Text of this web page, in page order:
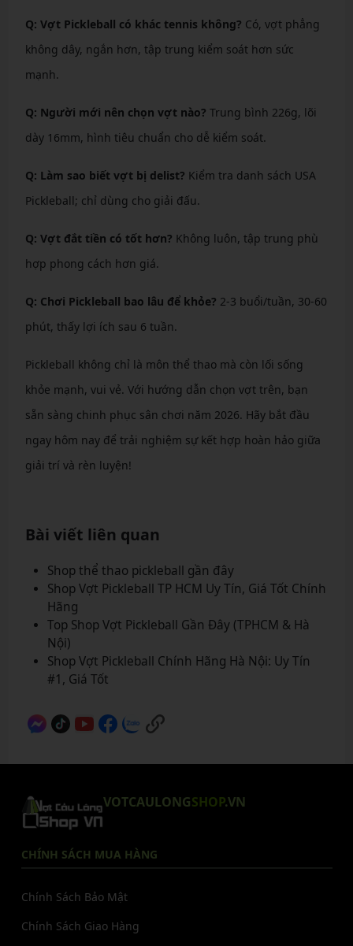
Q: Vợt Pickleball có khác tennis không? Có, vợt phẳng
không dây, ngắn hơn, tập trung kiểm soát hơn sức
mạnh.
Q: Người mới nên chọn vợt nào? Trung bình 226g, lõi
dày 16mm, hình tiêu chuẩn cho dễ kiểm soát.
Q: Làm sao biết vợt bị delist? Kiểm tra danh sách USA
Pickleball; chỉ dùng cho giải đấu.
Q: Vợt đắt tiền có tốt hơn? Không luôn, tập trung phù
hợp phong cách hơn giá.
Q: Chơi Pickleball bao lâu để khỏe? 2-3 buổi/tuần, 30-60
phút, thấy lợi ích sau 6 tuần.
Pickleball không chỉ là môn thể thao mà còn lối sống
khỏe mạnh, vui vẻ. Với hướng dẫn chọn vợt trên, bạn
sẵn sàng chinh phục sân chơi năm 2026. Hãy bắt đầu
ngay hôm nay để trải nghiệm sự kết hợp hoàn hảo giữa
giải trí và rèn luyện!
Bài viết liên quan
Shop thể thao pickleball gần đây
Shop Vợt Pickleball TP HCM Uy Tín, Giá Tốt Chính
Hãng
Top Shop Vợt Pickleball Gần Đây (TPHCM & Hà
Nội)
Shop Vợt Pickleball Chính Hãng Hà Nội: Uy Tín
#1, Giá Tốt
VOTCAULONGSHOP.VN
CHÍNH SÁCH MUA HÀNG
Chính Sách Bảo Mật
Chính Sách Giao Hàng